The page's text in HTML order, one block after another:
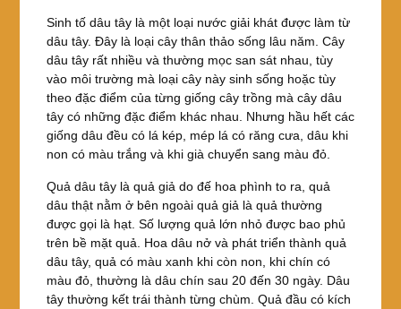
Sinh tố dâu tây là một loại nước giải khát được làm từ
dâu tây. Đây là loại cây thân thảo sống lâu năm. Cây
dâu tây rất nhiều và thường mọc san sát nhau, tùy
vào môi trường mà loại cây này sinh sống hoặc tùy
theo đặc điểm của từng giống cây trồng mà cây dâu
tây có những đặc điểm khác nhau. Nhưng hầu hết các
giống dâu đều có lá kép, mép lá có răng cưa, dâu khi
non có màu trắng và khi già chuyển sang màu đỏ.
Quả dâu tây là quả giả do đế hoa phình to ra, quả
dâu thật nằm ở bên ngoài quả giả là quả thường
được gọi là hạt. Số lượng quả lớn nhỏ được bao phủ
trên bề mặt quả. Hoa dâu nở và phát triển thành quả
dâu tây, quả có màu xanh khi còn non, khi chín có
màu đỏ, thường là dâu chín sau 20 đến 30 ngày. Dâu
tây thường kết trái thành từng chùm. Quả đầu có kích